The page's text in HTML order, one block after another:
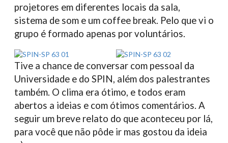
projetores em diferentes locais da sala,
sistema de som e um coffee break. Pelo que vi o
grupo é formado apenas por voluntários.
Tive a chance de conversar com pessoal da
Universidade e do SPIN, além dos palestrantes
também. O clima era ótimo, e todos eram
abertos a ideias e com ótimos comentários. A
seguir um breve relato do que aconteceu por lá,
para você que não pôde ir mas gostou da ideia